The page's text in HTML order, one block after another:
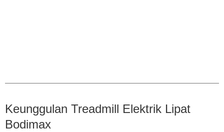
Keunggulan Treadmill Elektrik Lipat
Bodimax